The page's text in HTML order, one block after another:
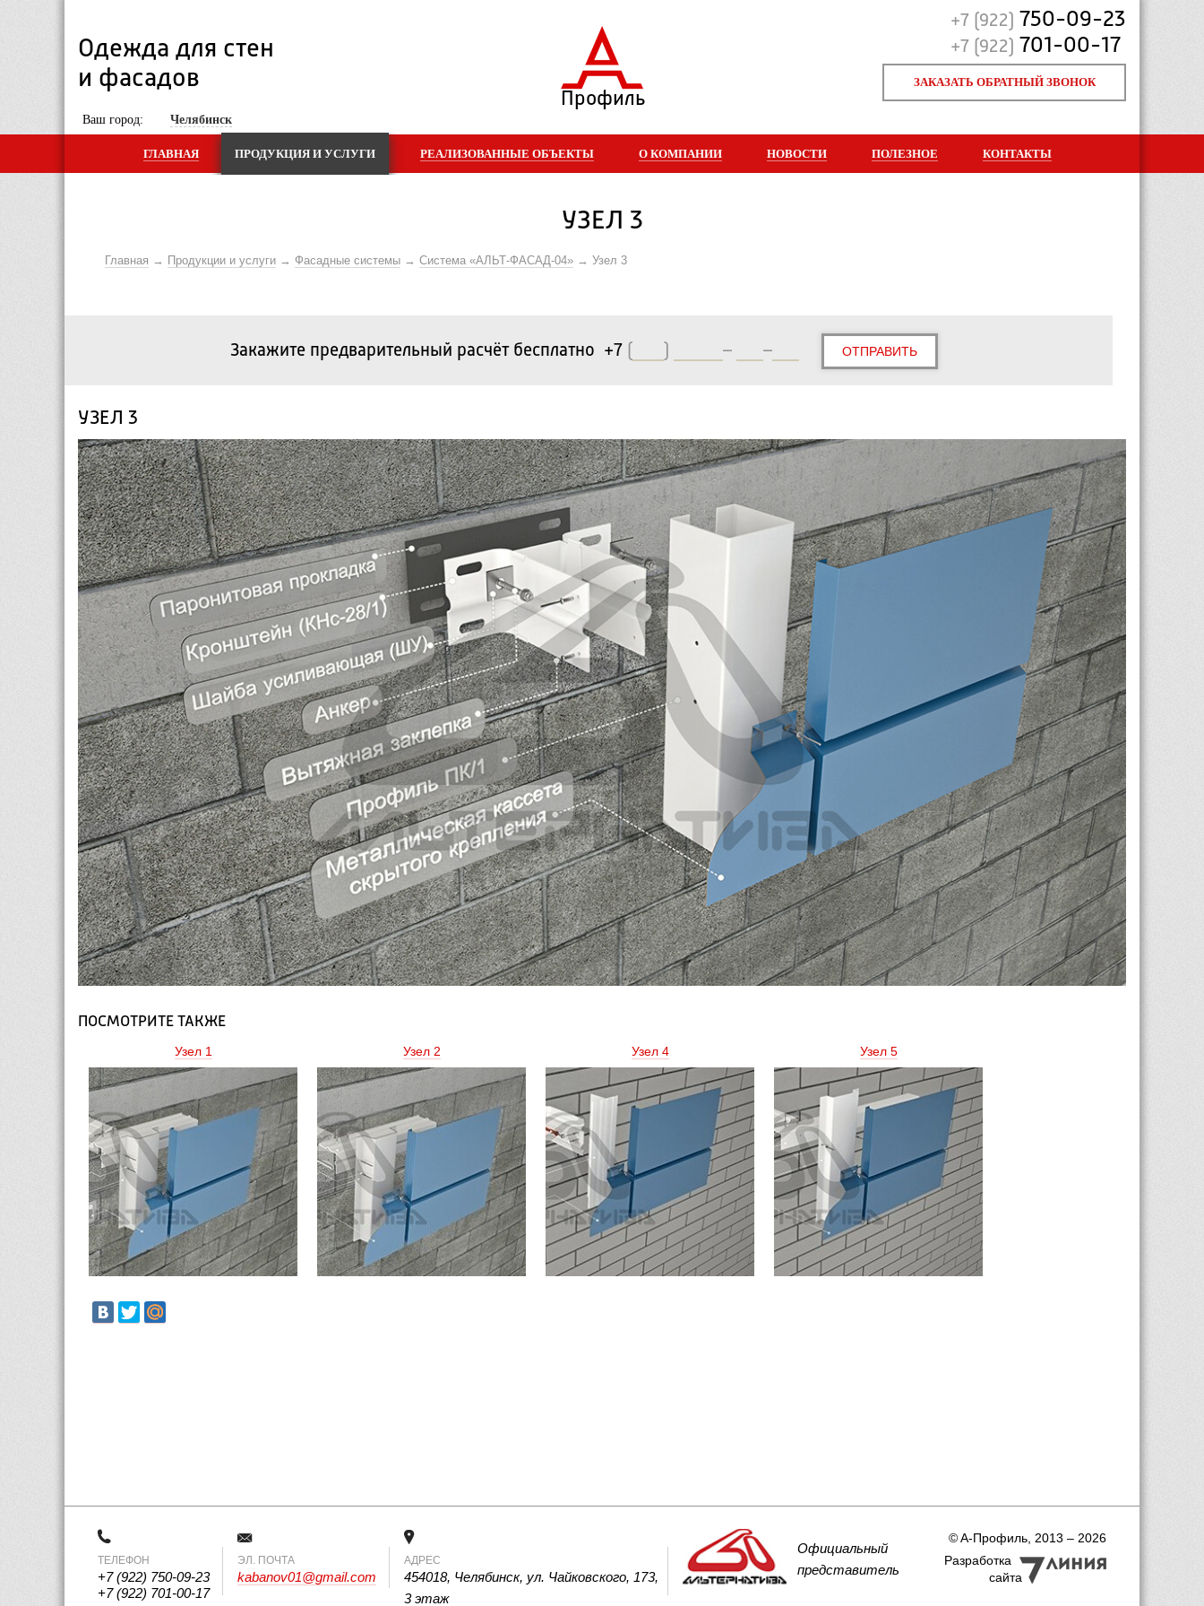
Одежда для стен
и фасадов
Профиль
+7 (922) 750-09-23
+7 (922) 701-00-17
ЗАКАЗАТЬ ОБРАТНЫЙ ЗВОНОК
Ваш город: Челябинск
ГЛАВНАЯ ПРОДУКЦИЯ И УСЛУГИ РЕАЛИЗОВАННЫЕ ОБЪЕКТЫ О КОМПАНИИ НОВОСТИ ПОЛЕЗНОЕ КОНТАКТЫ
УЗЕЛ 3
Главная Продукции и услуги Фасадные системы Система «АЛЬТ-ФАСАД-04» Узел 3
Закажите предварительный расчёт бесплатно +7 – –
УЗЕЛ 3
ПОСМОТРИТЕ ТАКЖЕ
Узел 1 Узел 2 Узел 4 Узел 5
ТЕЛЕФОН
+7 (922) 750-09-23
+7 (922) 701-00-17
ЭЛ. ПОЧТА
kabanov01@gmail.com
АДРЕС
454018, Челябинск, ул. Чайковского, 173,
3 этаж
Официальный
представитель
© A-Профиль, 2013 – 2026
Разработка
сайта